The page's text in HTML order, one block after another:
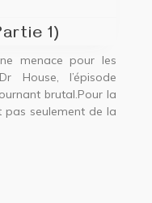
1)
menace pour les
House, l’épisode
brutal.Pour la
pas seulement de la